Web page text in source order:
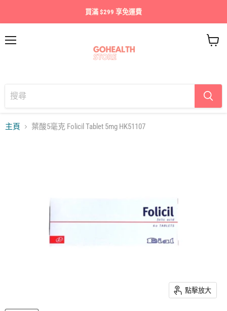
買滿 $299 享免運費
車
主頁 葉酸5毫克 Folicil Tablet 5mg HK51107
點擊放大